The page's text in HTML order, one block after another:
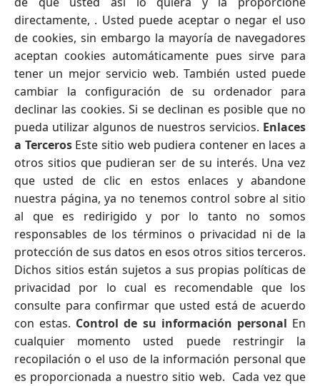
directamente, . Usted puede aceptar o negar el uso
de cookies, sin embargo la mayoría de navegadores
aceptan cookies automáticamente pues sirve para
tener un mejor servicio web. También usted puede
cambiar la configuración de su ordenador para
declinar las cookies. Si se declinan es posible que no
pueda utilizar algunos de nuestros servicios. Enlaces
a TercerosEste sitio web pudiera contener en laces a
otros sitios que pudieran ser de su interés. Una vez
que usted de clic en estos enlaces y abandone
nuestra página, ya no tenemos control sobre al sitio
al que es redirigido y por lo tanto no somos
responsables de los términos o privacidad ni de la
protección de sus datos en esos otros sitios terceros.
Dichos sitios están sujetos a sus propias políticas de
privacidad por lo cual es recomendable que los
consulte para confirmar que usted está de acuerdo
con estas. Control de su información personal En
cualquier momento usted puede restringir la
recopilación o el uso de la información personal que
es proporcionada a nuestro sitio web. Cada vez que